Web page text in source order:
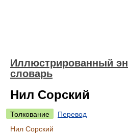
Иллюстрированный
словарь
Нил Сорский
Толкование
Перевод
Нил Сорский